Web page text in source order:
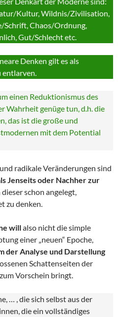
Kultur, Wildnis/Zivilisation,
Schrift, Chaos/Ordnung,
Gut/Schlecht etc.
Denken gilt es als
einen Reduktionismus des
Wahrheit genüge tun, d.h. die
das ist die große und
mit dem Potential
radikale Veränderungen sind
Jenseits oder Nachher zur
schon angelegt,
zu denken.
willalso nicht die simple
einer „neuen“ Epoche,
der Analyse und Darstellung
Schattenseiten der
Vorschein bringt.
… , die sich selbst aus der
die ein vollständiges